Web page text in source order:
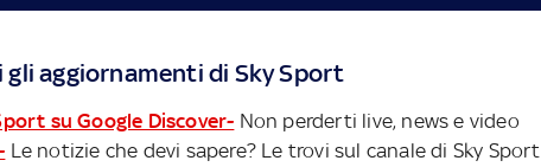
aggiornamenti di Sky Sport
su Google Discover- Non perderti live, news e video
Le notizie che devi sapere? Le trovi sul canale di Sky Sport